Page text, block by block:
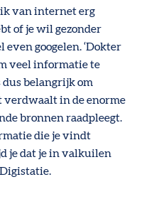
van internet erg
of je wil gezonder
googelen. ‘Dokter
veel informatie te
belangrijk om
verdwaalt in de enorme
bronnen raadpleegt.
die je vindt
je dat je in valkuilen